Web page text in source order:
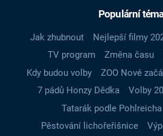
Populární
Jak zhubnout Nejlepší filmy
TV program
Změna času
Kdy budou volby
ZOO Nové
7 pádů Honzy Dědka
Volby
Tatarák podle Pohlreicha
Pěstování lichořeřišnice